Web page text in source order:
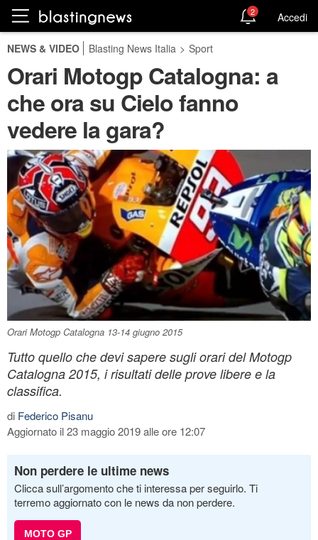
2 Accedi
NEWS & VIDEO Blasting News Italia > Sport
Orari Motogp Catalogna: a
che ora su Cielo fanno
vedere la gara?
Orari Motogp Catalogna 13-14 giugno 2015
Tutto quello che devi sapere sugli orari del Motogp
Catalogna 2015, i risultati delle prove libere e la
classifica.
di Federico Pisanu
Aggiornato il 23 maggio 2019 alle ore 12:07
Non perdere le ultime news
Clicca sull’argomento che ti interessa per seguirlo. Ti
terremo aggiornato con le news da non perdere.
MOTO GP